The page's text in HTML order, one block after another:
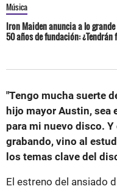
Música
Iron Maiden anuncia a lo
50 años de fundación: ¿Tendrán
"Tengo mucha suerte
hijo mayor Austin, sea
para mi nuevo disco.
grabando, vino al
los temas clave del
El estreno del ansiado